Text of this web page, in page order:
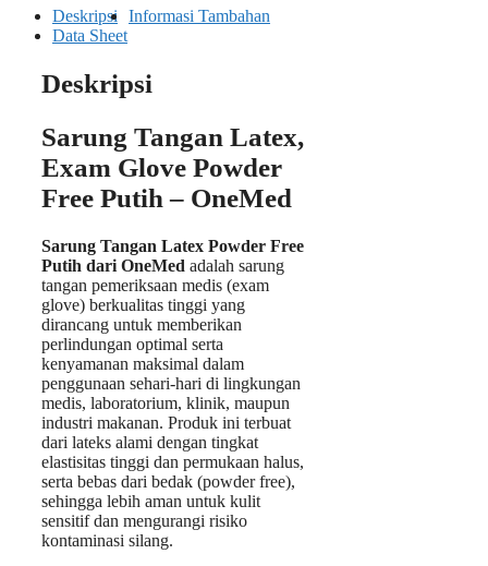
Deskripsi Informasi Tambahan
Data Sheet
Deskripsi
Sarung Tangan Latex,
Exam Glove Powder
Free Putih – OneMed
Sarung Tangan Latex Powder Free
Putih dari OneMed adalah sarung
tangan pemeriksaan medis (exam
glove) berkualitas tinggi yang
dirancang untuk memberikan
perlindungan optimal serta
kenyamanan maksimal dalam
penggunaan sehari-hari di lingkungan
medis, laboratorium, klinik, maupun
industri makanan. Produk ini terbuat
dari lateks alami dengan tingkat
elastisitas tinggi dan permukaan halus,
serta bebas dari bedak (powder free),
sehingga lebih aman untuk kulit
sensitif dan mengurangi risiko
kontaminasi silang.